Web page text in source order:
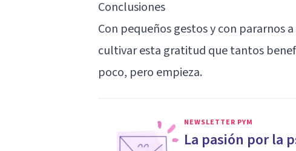
Conclusiones
Con pequeños gestos y con pararnos
cultivar esta gratitud que tantos
poco, pero empieza.
NEWSLETTER PYM
La pasión por la